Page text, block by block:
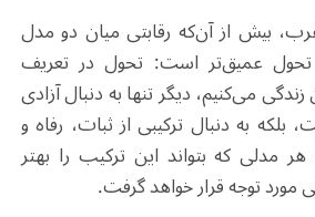
بیش از آن‌که رقابتی میان دو مدل
تحول عمیق‌تر است: تحول در تعریف
می‌کنیم، دیگر تنها به دنبال آزادی
به دنبال ترکیبی از ثبات، رفاه و
مدلی که بتواند این ترکیب را بهتر
مورد توجه قرار خواهد گرفت.